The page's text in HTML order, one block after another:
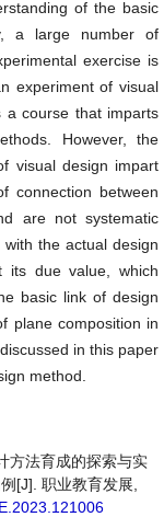
of the basic
a large number of
exercise is
experiment of visual
a course that imparts
However, the
visual design impart
connection between
are not systematic
the actual design
its due value, which
basic link of design
plane composition in
in this paper
method.
法育成的探索与实
[J]. 职业教育发展,